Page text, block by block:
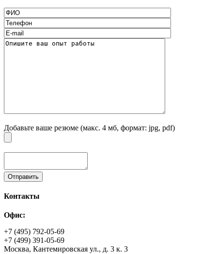
Добавьте ваше резюме (макс. 4 мб, формат: jpg, pdf)
Контакты
Офис:
+7 (495) 792-05-69
+7 (499) 391-05-69
Москва, Кантемировская ул., д. 3 к. 3